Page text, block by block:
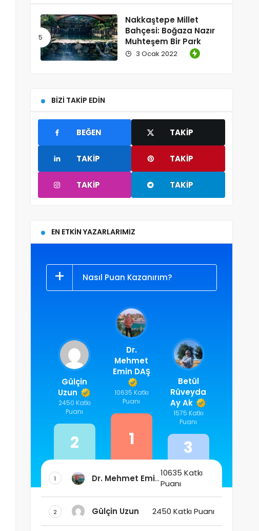
Nakkaştepe Millet
Bahçesi: Boğaza Nazır
Muhteşem Bir Park
3 Ocak 2022
BIZI TAKIP EDIN
BEĞEN TAKIP
TAKIP TAKIP
TAKIP TAKIP
EN ETKIN YAZARLARIMIZ
Nasıl Puan Kazanırım?
Dr.
Mehmet
Emin DAŞ
10635 Katkı
Puanı
1
Gülçin
Uzun
2450 Katkı
Puanı
2
Betül
Rüveyda
Ay Ak
1575 Katkı
Puanı
3
1
Dr. Mehmet Emin10635 Katkı
Puanı
2 Gülçin Uzun 2450 Katkı Puanı